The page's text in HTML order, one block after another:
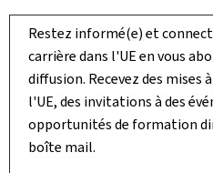
Restez informé(e) et
carrière dans l'UE en vous
diffusion. Recevez des mises
l'UE, des invitations à des
opportunités de formation
boîte mail.